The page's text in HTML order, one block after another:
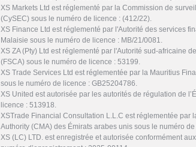
XS Markets Ltd est réglementé par la Commission de
(CySEC) sous le numéro de licence : (412/22).
XS Finance Ltd est réglementé par l'Autorité des services
Malaisie sous le numéro de licence : MB/21/0081.
XS ZA (Pty) Ltd est réglementé par l'Autorité sud-africaine
(FSCA) sous le numéro de licence : 53199.
XS Trade Services Ltd est réglementée par la Mauritius
sous le numéro de licence : GB25204786.
XS United est autorisée par les autorités de régulation de
licence : 513918.
XSTrade Financial Consultation L.L.C est réglementée par
Authority (CMA) des Émirats arabes unis sous le numéro
XS (LC) LTD. est enregistrée et autorisée conformément